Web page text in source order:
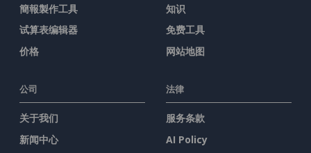
簡報製作工具
试算表编辑器
价格
知识
免费工具
网站地图
公司
关于我们
新闻中心
法律
服务条款
AI Policy